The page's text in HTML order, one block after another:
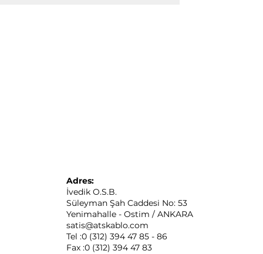
Adres:
İvedik O.S.B.
Süleyman Şah Caddesi No: 53
Yenimahalle - Ostim / ANKARA
satis@atskablo.com
Tel :0 (312) 394 47 85 - 86
Fax :0 (312) 394 47 83